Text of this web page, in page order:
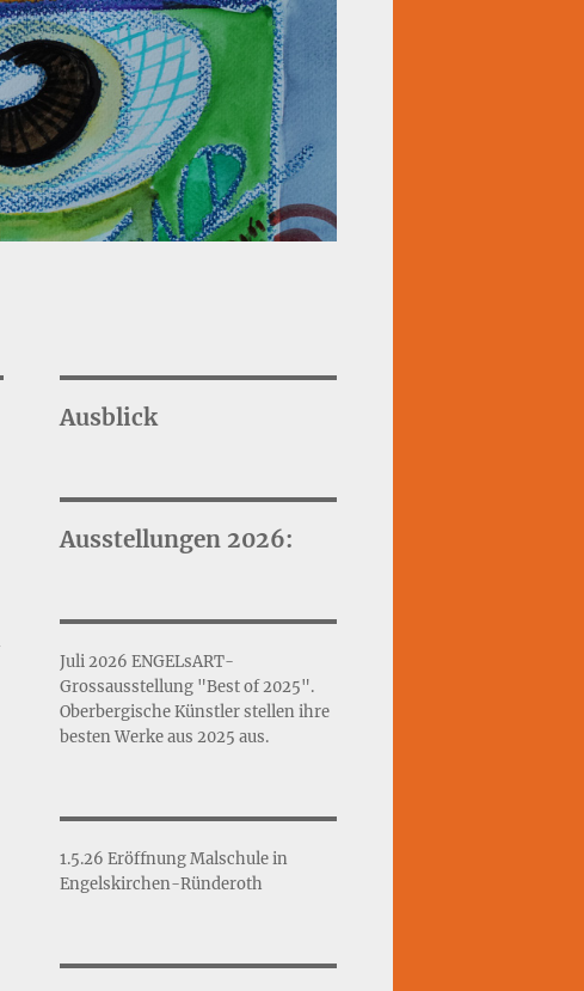
Ausblick
Ausstellungen 2026:
Juli 2026 ENGELsART-
Grossausstellung "Best of 2025".
Oberbergische Künstler stellen ihre
besten Werke aus 2025 aus.
1.5.26 Eröffnung Malschule in
Engelskirchen-Ründeroth